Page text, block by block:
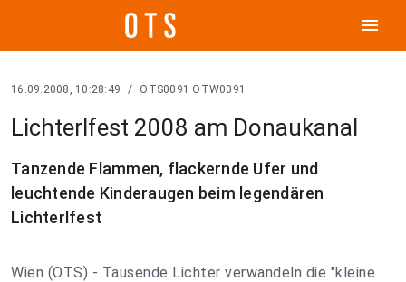
menu
16.09.2008, 10:28:49 / OTS0091 OTW0091
Lichterlfest 2008 am Donaukanal
Tanzende Flammen, flackernde Ufer und
leuchtende Kinderaugen beim legendären
Lichterlfest
Wien (OTS) - Tausende Lichter verwandeln die "kleine